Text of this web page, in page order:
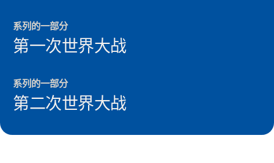
系列的一部分
第一次世界大战
系列的一部分
第二次世界大战